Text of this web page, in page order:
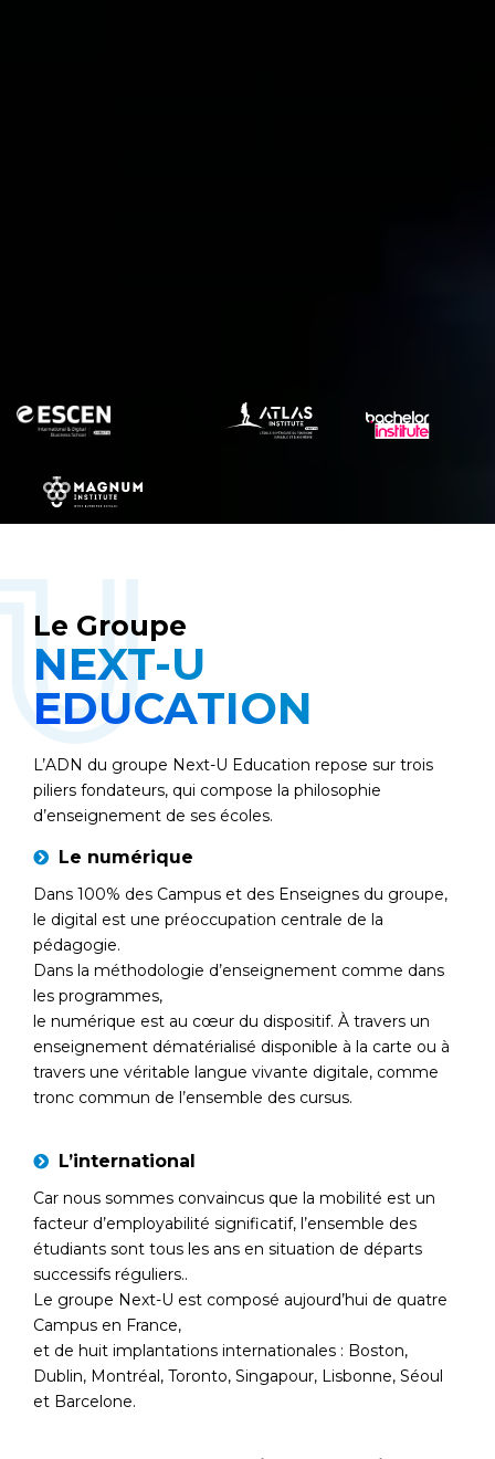
Le Groupe
NEXT-U
EDUCATION
L’ADN du groupe Next-U Education repose sur trois
piliers fondateurs, qui compose la philosophie
d’enseignement de ses écoles.
Le numérique
Dans 100% des Campus et des Enseignes du groupe,
le digital est une préoccupation centrale de la
pédagogie.
Dans la méthodologie d’enseignement comme dans
les programmes,
le numérique est au cœur du dispositif. À travers un
enseignement dématérialisé disponible à la carte ou à
travers une véritable langue vivante digitale, comme
tronc commun de l’ensemble des cursus.
L’international
Car nous sommes convaincus que la mobilité est un
facteur d’employabilité significatif, l’ensemble des
étudiants sont tous les ans en situation de départs
successifs réguliers..
Le groupe Next-U est composé aujourd’hui de quatre
Campus en France,
et de huit implantations internationales : Boston,
Dublin, Montréal, Toronto, Singapour, Lisbonne, Séoul
et Barcelone.